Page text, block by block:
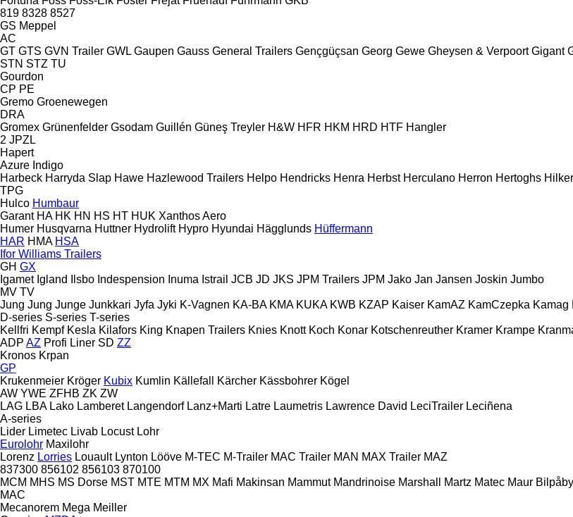
819 8328 8527
GS Meppel
AC
GT GTS GVN Trailer GWL Gaupen Gauss General Trailers Gençgüçsan Georg Gewe Gheysen & Verpoort Gigant
STN STZ TU
Gourdon
CP PE
Gremo Groenewegen
DRA
Gromex Grünenfelder Gsodam Guillén Güneş Treyler H&W HFR HKM HRD HTF Hangler
2 JPZL
Hapert
Azure Indigo
Harbeck Harryda Slap Hawe Hazlewood Trailers Helpo Hendricks Henra Herbst Herculano Herron Hertoghs
TPG
Hulco Humbaur
Garant HA HK HN HS HT HUK Xanthos Aero
Humer Husqvarna Huttner Hydrolift Hypro Hyundai Hägglunds Hüffermann
HAR HMA HSA
Ifor Williams Trailers
GH GX
Igamet Igland Ilsbo Indespension Inuma Istrail JCB JD JKS JPM Trailers JPM Jako Jan Jansen Joskin Jumbo
MV TV
Jung Jung Junge Junkkari Jyfa Jyki K-Vagnen KA-BA KMA KUKA KWB KZAP Kaiser KamAZ KamCzepka Kamag
D-series S-series T-series
Kellfri Kempf Kesla Kilafors King Knapen Trailers Knies Knott Koch Konar Kotschenreuther Kramer Krampe
ADP AZ Profi Liner SD ZZ
Kronos Krpan
GP
Krukenmeier Kröger Kubix Kumlin Källefall Kärcher Kässbohrer Kögel
AW YWE ZFHB ZK ZW
LAG LBA Lako Lamberet Langendorf Lanz+Marti Latre Laumetris Lawrence David LeciTrailer Leciñena
A-series
Lider Limetec Livab Locust Lohr
Eurolohr Maxilohr
Lorenz Lorries Louault Lynton Lööve M-TEC M-Trailer MAC Trailer MAN MAX Trailer MAZ
837300 856102 856103 870100
MCM MHS MS Dorse MST MTE MTM MX Mafi Makinsan Mammut Mandrinoise Marshall Martz Matec Maur
MAC
Mecanorem Mega Meiller